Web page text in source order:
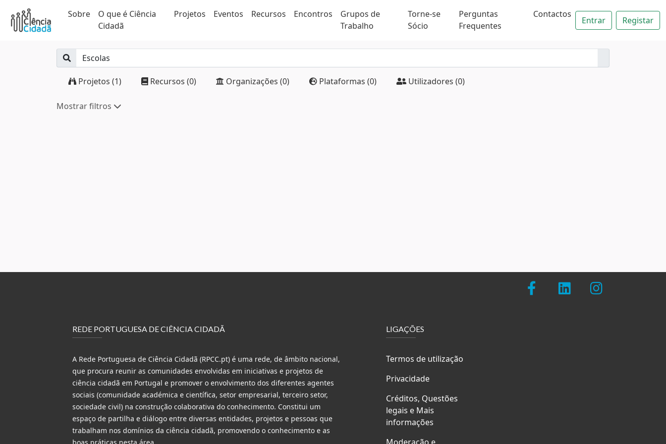
Sobre
O que é Ciência
Cidadã
Projetos Eventos Recursos Encontros
Grupos de
Trabalho
Torne-se
Sócio
Perguntas
Frequentes
Contactos
Entrar Registar
Projetos (1) Recursos (0) Organizações (0) Plataformas (0) Utilizadores (0)
Mostrar filtros
REDE PORTUGUESA DE CIÊNCIA CIDADÃ
A Rede Portuguesa de Ciência Cidadã (RPCC.pt) é uma rede, de âmbito nacional,
que procura reunir as comunidades envolvidas em iniciativas e projetos de
ciência cidadã em Portugal e promover o envolvimento dos diferentes agentes
sociais (comunidade académica e científica, setor empresarial, terceiro setor,
sociedade civil) na construção colaborativa do conhecimento. Constitui um
espaço de partilha e diálogo entre diversas entidades, projetos e pessoas que
trabalham nos domínios da ciência cidadã, promovendo o conhecimento e as
LIGAÇÕES
Termos de utilização
Privacidade
Créditos, Questões
legais e Mais
informações